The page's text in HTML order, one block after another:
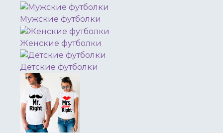
Мужские футболки
Женские футболки
Детские футболки